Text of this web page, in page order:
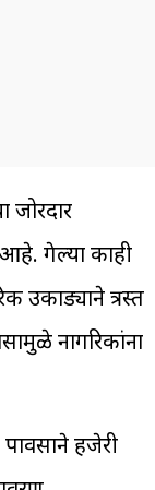
जोरदार
गेल्या काही
उकाड्याने त्रस्त
नागरिकांना
हजेरी